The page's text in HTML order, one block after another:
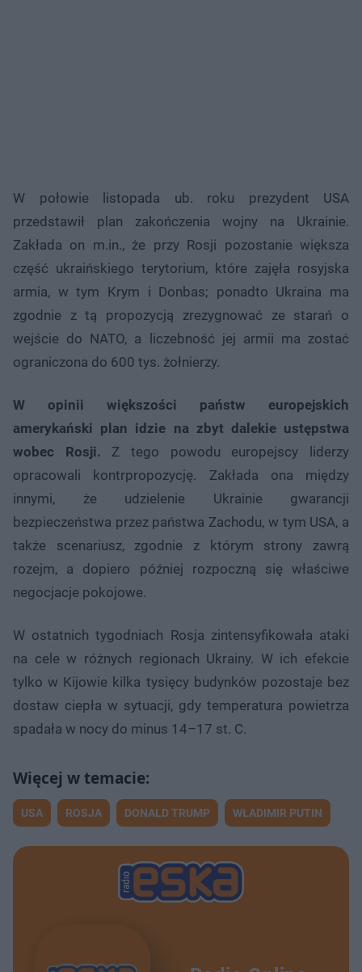
W połowie listopada ub. roku prezydent USA
przedstawił plan zakończenia wojny na Ukrainie.
Zakłada on m.in., że przy Rosji pozostanie większa
część ukraińskiego terytorium, które zajęła rosyjska
armia, w tym Krym i Donbas; ponadto Ukraina ma
zgodnie z tą propozycją zrezygnować ze starań o
wejście do NATO, a liczebność jej armii ma zostać
ograniczona do 600 tys. żołnierzy.
W opinii większości państw europejskich
amerykański plan idzie na zbyt dalekie ustępstwa
wobec Rosji. Z tego powodu europejscy liderzy
opracowali kontrpropozycję. Zakłada ona między
innymi, że udzielenie Ukrainie gwarancji
bezpieczeństwa przez państwa Zachodu, w tym USA, a
także scenariusz, zgodnie z którym strony zawrą
rozejm, a dopiero później rozpoczną się właściwe
negocjacje pokojowe.
W ostatnich tygodniach Rosja zintensyfikowała ataki
na cele w różnych regionach Ukrainy. W ich efekcie
tylko w Kijowie kilka tysięcy budynków pozostaje bez
dostaw ciepła w sytuacji, gdy temperatura powietrza
spadała w nocy do minus 14–17 st. C.
USA ROSJA DONALD TRUMP WŁADIMIR PUTIN